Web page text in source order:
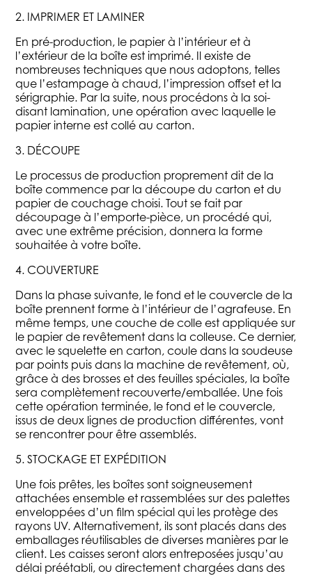
2. IMPRIMER ET LAMINER
En pré-production, le papier à l’intérieur et à
l’extérieur de la boîte est imprimé. Il existe de
nombreuses techniques que nous adoptons, telles
que l’estampage à chaud, l’impression offset et la
sérigraphie. Par la suite, nous procédons à la soi-
disant lamination, une opération avec laquelle le
papier interne est collé au carton.
3. DÉCOUPE
Le processus de production proprement dit de la
boîte commence par la découpe du carton et du
papier de couchage choisi. Tout se fait par
découpage à l’emporte-pièce, un procédé qui,
avec une extrême précision, donnera la forme
souhaitée à votre boîte.
4. COUVERTURE
Dans la phase suivante, le fond et le couvercle de la
boîte prennent forme à l’intérieur de l’agrafeuse. En
même temps, une couche de colle est appliquée sur
le papier de revêtement dans la colleuse. Ce dernier,
avec le squelette en carton, coule dans la soudeuse
par points puis dans la machine de revêtement, où,
grâce à des brosses et des feuilles spéciales, la boîte
sera complètement recouverte/emballée. Une fois
cette opération terminée, le fond et le couvercle,
issus de deux lignes de production différentes, vont
se rencontrer pour être assemblés.
5. STOCKAGE ET EXPÉDITION
Une fois prêtes, les boîtes sont soigneusement
attachées ensemble et rassemblées sur des palettes
enveloppées d’un film spécial qui les protège des
rayons UV. Alternativement, ils sont placés dans des
emballages réutilisables de diverses manières par le
client. Les caisses seront alors entreposées jusqu’au
délai préétabli, ou directement chargées dans des